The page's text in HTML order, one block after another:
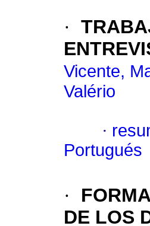
·
Vicente,
Valério
·
Portugués
·
DE LOS